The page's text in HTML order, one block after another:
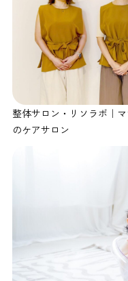
整体サロン・リソラボ｜
のケアサロン